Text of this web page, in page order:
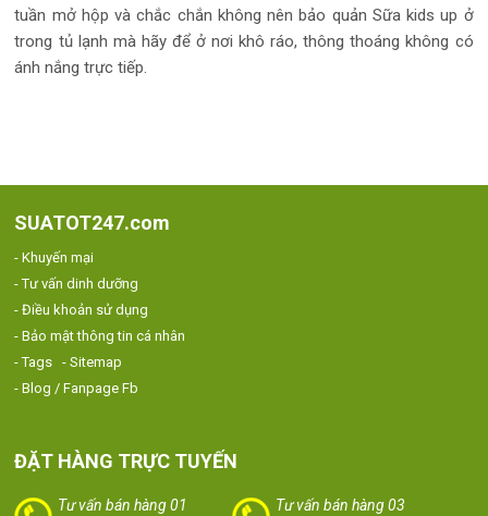
tuần mở hộp và chắc chắn không nên bảo quản Sữa kids up ở
trong tủ lạnh mà hãy để ở nơi khô ráo, thông thoáng không có
ánh nắng trực tiếp.
SUATOT247.com
- Khuyến mại
- Tư vấn dinh dưỡng
- Điều khoản sử dụng
- Bảo mật thông tin cá nhân
- Tags
- Sitemap
- Blog / Fanpage Fb
ĐẶT HÀNG TRỰC TUYẾN
Tư vấn bán hàng 01 Tư vấn bán hàng 03